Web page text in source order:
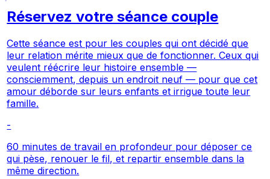
Réservez votre séance couple
Cette séance est pour les couples qui ont décidé que
leur relation mérite mieux que de fonctionner. Ceux qui
veulent réécrire leur histoire ensemble —
consciemment, depuis un endroit neuf — pour que cet
amour déborde sur leurs enfants et irrigue toute leur
famille.
-
60 minutes de travail en profondeur pour déposer ce
qui pèse, renouer le fil, et repartir ensemble dans la
même direction.